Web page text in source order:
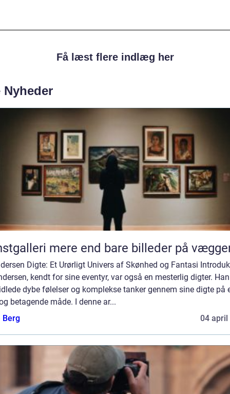
Få læst flere indlæg her
Nyheder
Kunstgalleri mere end bare billeder på
Digte: Et Urørligt Univers af Skønhed og Fantasi
kendt for sine eventyr, var også en mesterlig digter. Han
dybe følelser og komplekse tanker gennem sine digte på
betagende måde. I denne ar...
Berg
04 april